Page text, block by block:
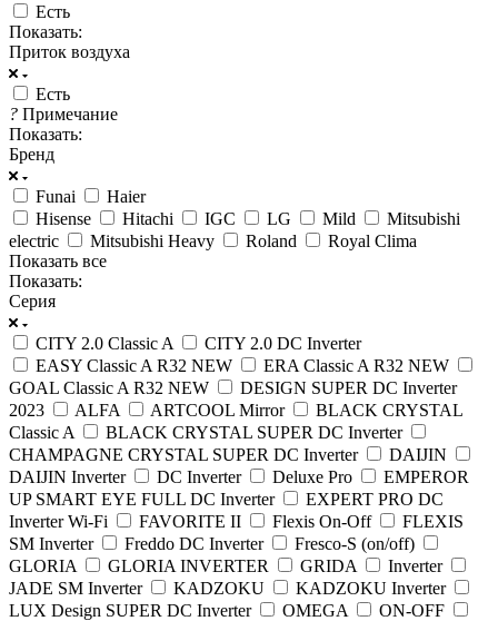
Есть
Показать:
Приток воздуха
Есть
? Примечание
Показать:
Бренд
Funai
Haier
Hisense
Hitachi IGC LG Mild
Mitsubishi
electric
Mitsubishi Heavy Roland
Royal Clima
Показать все
Показать:
Серия
CITY 2.0 Classic A
CITY 2.0 DC Inverter
EASY Classic A R32 NEW
ERA Classic A R32 NEW
GOAL Classic A R32 NEW
DESIGN SUPER DC Inverter
2023
ALFA ARTCOOL Mirror
BLACK CRYSTAL
Classic A
BLACK CRYSTAL SUPER DC Inverter
CHAMPAGNE CRYSTAL SUPER DC Inverter
DAIJIN
DAIJIN Inverter
DC Inverter Deluxe Pro
EMPEROR
UP SMART EYE FULL DC Inverter
EXPERT PRO DC
Inverter Wi-Fi
FAVORITE II Flexis On-Off
FLEXIS
SM Inverter
Freddo DC Inverter
Fresco-S (on/off)
GLORIA
GLORIA INVERTER GRIDA
Inverter
JADE SM Inverter
KADZOKU
KADZOKU Inverter
LUX Design SUPER DC Inverter
OMEGA
ON-OFF